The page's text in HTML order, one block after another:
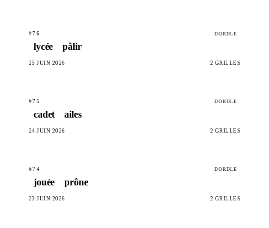
#76 DORDLE
lycée pâlir
25 JUIN 2026 2 GRILLES
#75 DORDLE
cadet ailes
24 JUIN 2026 2 GRILLES
#74 DORDLE
jouée prône
23 JUIN 2026 2 GRILLES